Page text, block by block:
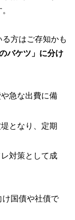
方はご存知かも
のバケツ」に分け
や急な出費に備
となり、定期
レ対策として成
け国債や社債で